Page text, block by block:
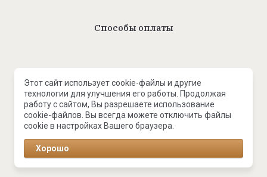
Способы оплаты
© 2017-2026 Zelbuket.ru
Политика конфиденциальности
Карта сайта
Создать сайтв Мегагрупп.ру
Этот сайт использует cookie-файлы и другие
технологии для улучшения его работы. Продолжая
работу с сайтом, Вы разрешаете использование
cookie-файлов. Вы всегда можете отключить файлы
cookie в настройках Вашего браузера.
Хорошо